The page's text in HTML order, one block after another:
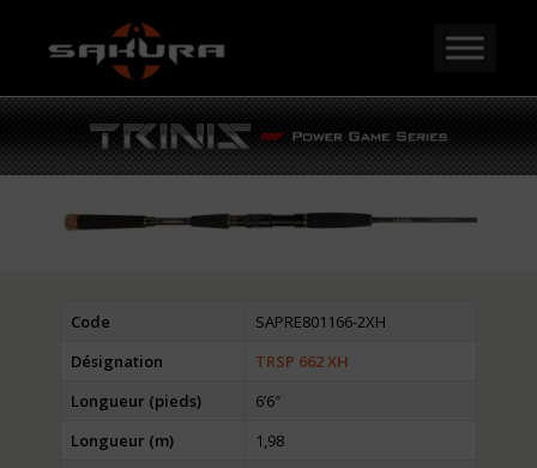
Code
SAPRE801166-2XH
Désignation
TRSP 662 XH
Longueur (pieds)
6’6″
Longueur (m)
1,98